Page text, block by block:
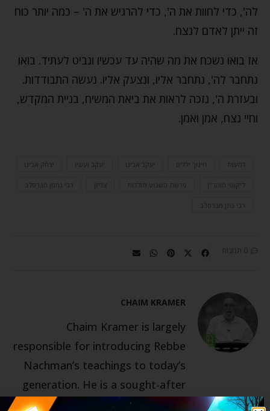
לה', כדי לחוות את ה', כדי להרגיש את ה' – כמה יותר כוח
זה ייתן לאדם לנצח.
אז בואו נשכח את מה שהיה עד עכשיו ונביט לעתיד. בואו
נתחבר לה', נתחבר אליו, ונצעק אליו. נעשה התבודדות.
ובעזרת ה', נזכה לראות את ביאת המשיח, בניית המקדש,
וחיי נצח, אמן ואמן.
יצחק אבינו
ליקוטי מוהר"ן פרשת השבוע תולדות צדיק רבי נחמן מברסלב
רבי נתן מברסלב
0 תגובות
CHAIM KRAMER
Chaim Kramer is largely
responsible for introducing Rebbe
Nachman’s teachings to today’s
generation. He is a sought-after
lecturer on Rebbe Nachman’s